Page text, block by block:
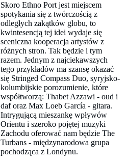
Skoro Ethno Port jest miejscem
spotykania się z twórczością z
odległych zakątków globu, to
kwintesencją tej idei wydaje się
sceniczna kooperacja artystów z
różnych stron. Tak będzie i tym
razem. Jednym z najciekawszych
tego przykładów ma szansę okazać
się Stringed Compass Duo, syryjsko-
kolumbijskie porozumienie, które
współtworzą: Thabet Azzawi - oud i
daf oraz Max Loeb García - gitara.
Intrygującą mieszankę wpływów
Orientu i szeroko pojętej muzyki
Zachodu oferować nam będzie The
Turbans - międzynarodowa grupa
pochodząca z Londynu.